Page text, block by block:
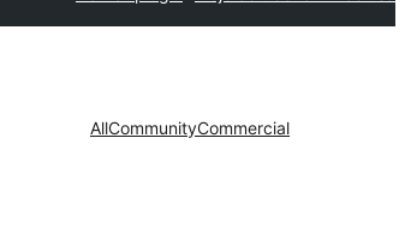
AllCommunityCommercial